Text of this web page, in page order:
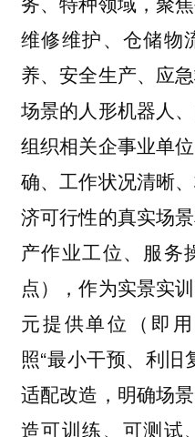
维修维护、仓储物
养、安全生产、应
场景的人形机器人
组织相关企事业单
确、工作状况清晰
济可行性的真实场
产作业工位、服务
点），作为实景实
元提供单位（即
照“最小干预、利旧
适配改造，明确场
造可训练、可测试